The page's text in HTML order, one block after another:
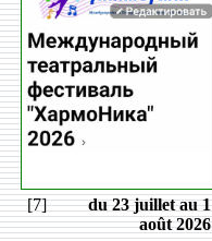
[7]
du 23 juillet au 1
août 2026